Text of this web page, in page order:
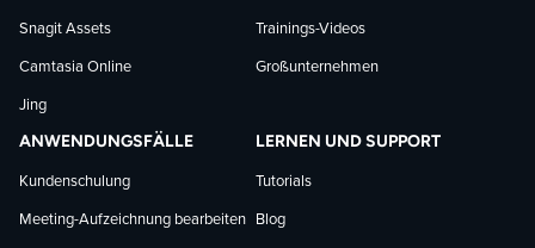
Snagit Assets
Camtasia Online
Jing
Trainings-Videos
Großunternehmen
ANWENDUNGSFÄLLE
Kundenschulung
Meeting-Aufzeichnung bearbeiten
LERNEN UND SUPPORT
Tutorials
Blog